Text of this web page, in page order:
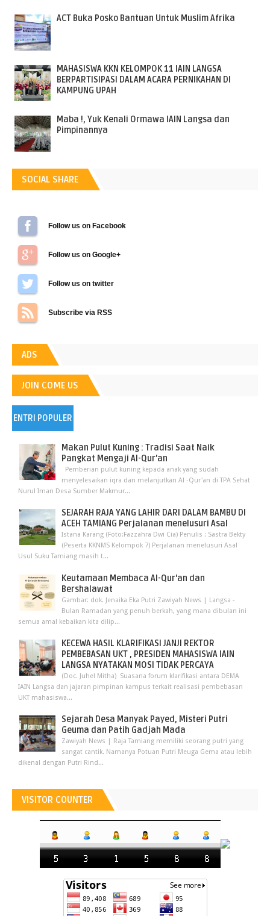
ACT Buka Posko Bantuan Untuk Muslim Afrika
MAHASISWA KKN KELOMPOK 11 IAIN LANGSA
BERPARTISIPASI DALAM ACARA PERNIKAHAN DI
KAMPUNG UPAH
Maba !, Yuk Kenali Ormawa IAIN Langsa dan
Pimpinannya
SOCIAL SHARE
Follow us on Facebook
Follow us on Google+
Follow us on Twitter
Subscribe via RSS
ADS
JOIN COME US
ENTRI POPULER
Makan Pulut Kuning : Tradisi Saat Naik
Pangkat Mengaji Al-Qur’an
Pemberian pulut kuning kepada anak yang sudah
menyelesaikan iqra dan melanjutkan Al -Qur'an di TPA Sehat
Nurul Iman Desa Sumber Makmur...
SEJARAH RAJA YANG LAHIR DARI DALAM BAMBU DI
ACEH TAMIANG Perjalanan menelusuri Asal
Istana Karang (Foto:Fazzahra Dwi Cia) Penulis : Sastra Bekty
(Peserta KKNMS Kelompok 7) Perjalanan menelusuri Asal
Usul Suku Tamiang masih t...
Keutamaan Membaca Al-Qur'an dan
Bershalawat
Gambar: dok. Jenaika Eka Putri Zawiyah News | Langsa -
Bulan Ramadan yang penuh berkah, yang mana dibulan ini
semua amal kebaikan kita dilip...
KECEWA HASIL KLARIFIKASI JANJI REKTOR
PEMBEBASAN UKT , PRESIDEN MAHASISWA IAIN
LANGSA NYATAKAN MOSI TIDAK PERCAYA
(Doc. Juhel Mitha) Suasana forum klarifikasi antara DEMA
IAIN Langsa dan jajaran pimpinan kampus terkait realisasi pembebasan
UKT mahasiswa...
Sejarah Desa Manyak Payed, Misteri Putri
Geuma dan Patih Gadjah Mada
Zawiyah News | Raja Tamiang memiliki seorang putri yang
sangat cantik. Namanya Potuan Putri Meuga Gema atau lebih
dikenal dengan Putri Rind...
VISITOR COUNTER